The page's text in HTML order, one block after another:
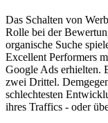
Das Schalten von
Rolle bei der
organische Suche
Excellent Performers
Google Ads erhielten.
zwei Drittel.
schlechtesten
ihres Traffics - oder